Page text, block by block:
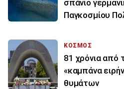
σπάνιο
Παγκοσμίου
ΚΟΣΜΟΣ
81 χρόνια από
«καμπάνα
θυμάτων